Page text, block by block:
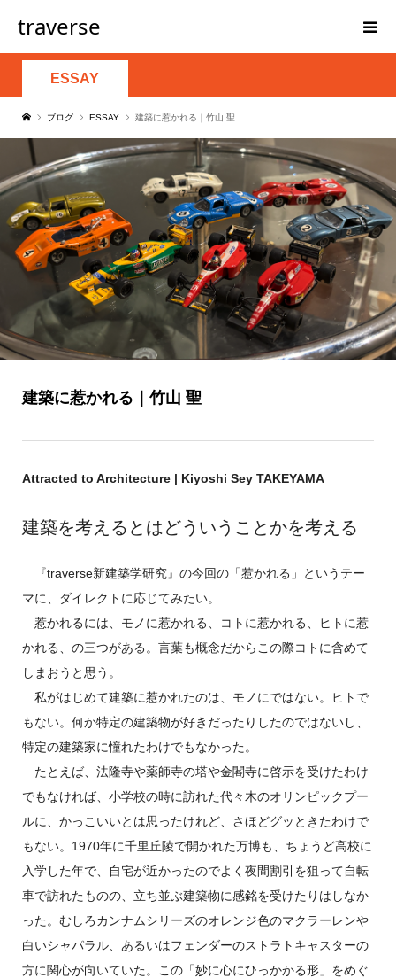
traverse
ESSAY
ブログ ESSAY 建築に惹かれる｜竹山 聖
建築に惹かれる｜竹山 聖
Attracted to Architecture | Kiyoshi Sey TAKEYAMA
建築を考えるとはどういうことかを考える
『traverse新建築学研究』の今回の「惹かれる」というテー
マに、ダイレクトに応じてみたい。
惹かれるには、モノに惹かれる、コトに惹かれる、ヒトに惹
かれる、の三つがある。言葉も概念だからこの際コトに含めて
しまおうと思う。
私がはじめて建築に惹かれたのは、モノにではない。ヒトで
もない。何か特定の建築物が好きだったりしたのではないし、
特定の建築家に憧れたわけでもなかった。
たとえば、法隆寺や薬師寺の塔や金閣寺に啓示を受けたわけ
でもなければ、小学校の時に訪れた代々木のオリンピックプー
ルに、かっこいいとは思ったけれど、さほどグッときたわけで
もない。1970年に千里丘陵で開かれた万博も、ちょうど高校に
入学した年で、自宅が近かったのでよく夜間割引を狙って自転
車で訪れたものの、立ち並ぶ建築物に感銘を受けたりはしなか
った。むしろカンナムシリーズのオレンジ色のマクラーレンや
白いシャパラル、あるいはフェンダーのストラトキャスターの
方に関心が向いていた。この「妙に心にひっかかる形」をめぐ